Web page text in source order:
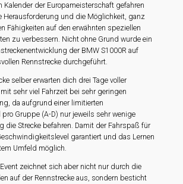
Kalender der Europameisterschaft gefahren
Herausforderung und die Möglichkeit, ganz
Fähigkeiten auf den erwähnten speziellen
zu verbessern. Nicht ohne Grund wurde ein
der BMW S1000R auf
Rennstrecke durchgeführt.
selber erwarten dich drei Tage voller
sehr viel Fahrzeit bei sehr geringen
da aufgrund einer limitierten
pro Gruppe (A-D) nur jeweils sehr wenige
die Strecke befahren. Damit der Fahrspaß für
garantiert und das Lernen
Umfeld möglich.
zeichnet sich aber nicht nur durch die
auf der Rennstrecke aus, sondern besticht